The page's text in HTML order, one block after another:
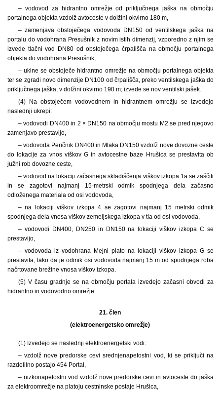
– vodovod za hidrantno omrežje od priključnega jaška na območju
portalnega objekta vzdolž avtoceste v dolžini okvirno 180 m,
– zamenjava obstoječega vodovoda DN150 od ventilskega jaška na
portalu do vodohrana Presušnik z novim istih dimenzij, vzporedno z njim se
izvede tlačni vod DN80 od obstoječega črpališča na območju portalnega
objekta do vodohrana Presušnik,
– ukine se obstoječe hidrantno omrežje na območju portalnega objekta
ter se zgradi novo dimenzije DN100 od črpališča, preko ventilskega jaška do
priključnega jaška, v dolžini okvirno 190 m; izvede se nov ventilski jašek.
(4) Na obstoječem vodovodnem in hidrantnem omrežju se izvedejo
naslednji ukrepi:
– vodovodi DN400 in 2 × DN150 na območju mostu M2 se pred njegovo
zamenjavo prestavijo,
– vodovoda Peričnik DN400 in Mlaka DN150 vzdolž nove dovozne ceste
do lokacije za vnos viškov G in avtocestne baze Hrušica se prestavita ob
južni rob dovozne ceste,
– vodovod na lokaciji začasnega skladiščenja viškov izkopa 1a se zaščiti
in se zagotovi najmanj 15-metrski odmik spodnjega dela začasno
odloženega materiala od osi vodovoda,
– na lokaciji viškov izkopa 4 se zagotovi najmanj 15 metrski odmik
spodnjega dela vnosa viškov zemeljskega izkopa v tla od osi vodovoda,
– vodovodi DN400, DN250 in DN150 na lokaciji viškov izkopa C se
prestavijo,
– vodovoda iz vodohrana Mejni plato na lokaciji viškov izkopa G se
prestavita, tako da je odmik osi vodovoda najmanj 15 m od spodnjega roba
načrtovane brežine vnosa viškov izkopa.
(5) V času gradnje se na območju portala izvedejo začasni obvodi za
hidrantno in vodovodno omrežje.
21. člen
(elektroenergetsko omrežje)
(1) Izvedejo se naslednji elektroenergetski vodi:
– vzdolž nove predorske cevi srednjenapetostni vod, ki se priključi na
razdelilno postajo 454 Portal,
– nizkonapetostni vod vzdolž nove predorske cevi in avtoceste do jaška
za elektroomrežje na platoju cestninske postaje Hrušica,